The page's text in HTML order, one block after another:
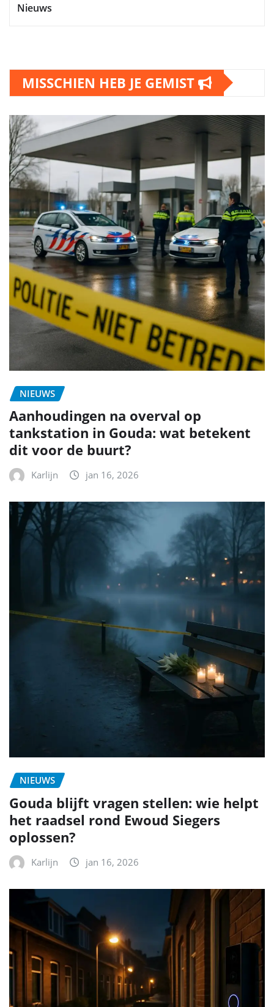
Nieuws
MISSCHIEN HEB JE GEMIST
NIEUWS
Aanhoudingen na overval op
tankstation in Gouda: wat betekent
dit voor de buurt?
Karlijn jan 16, 2026
NIEUWS
Gouda blijft vragen stellen: wie helpt
het raadsel rond Ewoud Siegers
oplossen?
Karlijn jan 16, 2026